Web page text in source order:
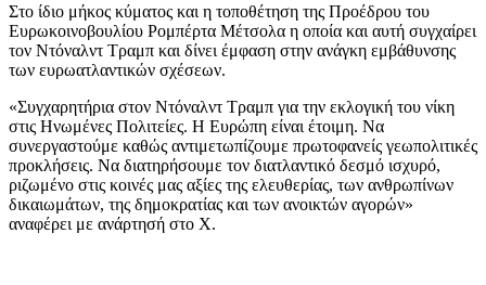
Στο ίδιο μήκος κύματος και η τοποθέτηση της Προέδρου του
Ευρωκοινοβουλίου Ρομπέρτα Μέτσολα η οποία και αυτή συγχαίρει
τον Ντόναλντ Τραμπ και δίνει έμφαση στην ανάγκη εμβάθυνσης
των ευρωατλαντικών σχέσεων.
«Συγχαρητήρια στον Ντόναλντ Τραμπ για την εκλογική του νίκη
στις Ηνωμένες Πολιτείες. Η Ευρώπη είναι έτοιμη. Να
συνεργαστούμε καθώς αντιμετωπίζουμε πρωτοφανείς γεωπολιτικές
προκλήσεις. Να διατηρήσουμε τον διατλαντικό δεσμό ισχυρό,
ριζωμένο στις κοινές μας αξίες της ελευθερίας, των ανθρωπίνων
δικαιωμάτων, της δημοκρατίας και των ανοικτών αγορών»
αναφέρει με ανάρτησή στο Χ.